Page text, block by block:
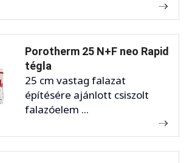
Porotherm 25 N+F neo Rapid
tégla
25 cm vastag falazat
építésére ajánlott csiszolt
falazóelem ...